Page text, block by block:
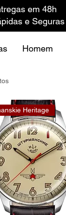
em 48h
e Seguras
Homem
Heritage